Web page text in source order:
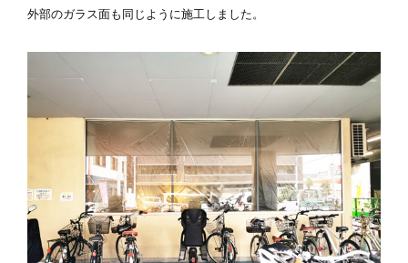
外部のガラス面も同じように施工しました。